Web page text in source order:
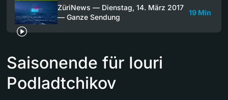
ZüriNews — Dienstag, 14. März 2017
— Ganze Sendung
19 Min
Saisonende für Iouri
Podladtchikov